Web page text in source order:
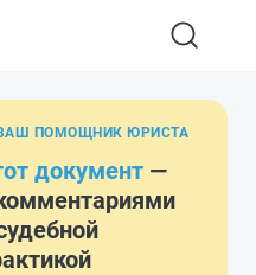
отчислений на
ПОМОЩНИК ЮРИСТА
документ —